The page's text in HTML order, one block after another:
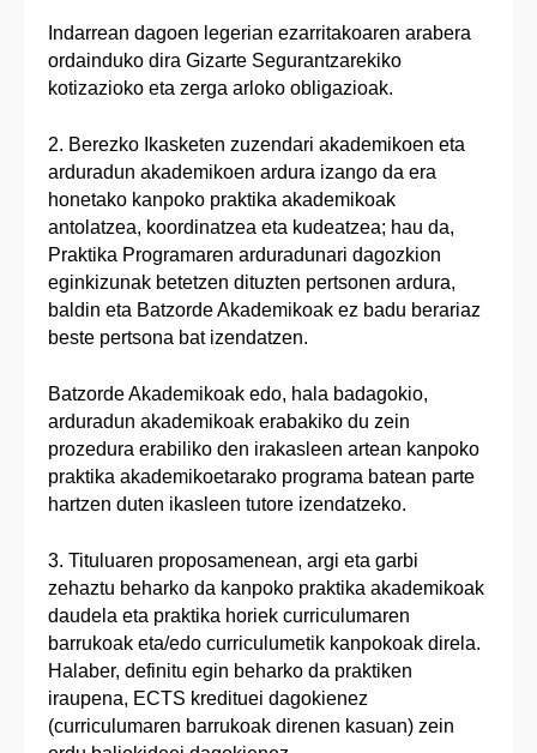
Indarrean dagoen legerian ezarritakoaren arabera
ordainduko dira Gizarte Segurantzarekiko
kotizazioko eta zerga arloko obligazioak.
2. Berezko Ikasketen zuzendari akademikoen eta
arduradun akademikoen ardura izango da era
honetako kanpoko praktika akademikoak
antolatzea, koordinatzea eta kudeatzea; hau da,
Praktika Programaren arduradunari dagozkion
eginkizunak betetzen dituzten pertsonen ardura,
baldin eta Batzorde Akademikoak ez badu berariaz
beste pertsona bat izendatzen.
Batzorde Akademikoak edo, hala badagokio,
arduradun akademikoak erabakiko du zein
prozedura erabiliko den irakasleen artean kanpoko
praktika akademikoetarako programa batean parte
hartzen duten ikasleen tutore izendatzeko.
3. Tituluaren proposamenean, argi eta garbi
zehaztu beharko da kanpoko praktika akademikoak
daudela eta praktika horiek curriculumaren
barrukoak eta/edo curriculumetik kanpokoak direla.
Halaber, definitu egin beharko da praktiken
iraupena, ECTS kredituei dagokienez
(curriculumaren barrukoak direnen kasuan) zein